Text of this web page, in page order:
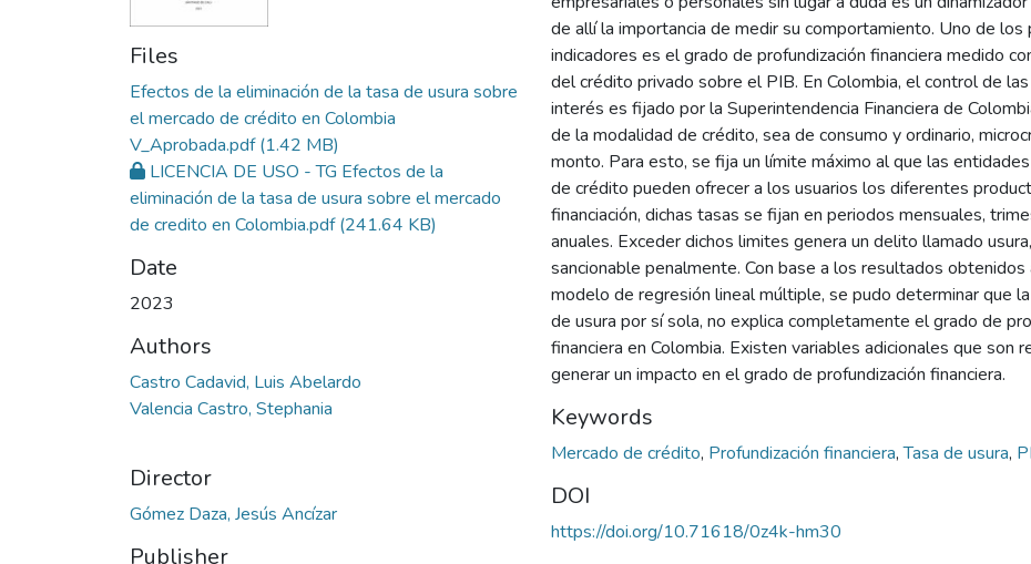
Files
Efectos de la eliminación de la tasa de usura sobre
el mercado de crédito en Colombia
V_Aprobada.pdf(1.42 MB)
LICENCIA DE USO - TG Efectos de la
eliminación de la tasa de usura sobre el mercado
de credito en Colombia.pdf(241.64 KB)
Date
2023
Authors
Castro Cadavid, Luis Abelardo
Valencia Castro, Stephania
Director
Gómez Daza, Jesús Ancízar
Publisher
de allí la importancia de medir su comportamiento. Uno de los
indicadores es el grado de profundización financiera medido
del crédito privado sobre el PIB. En Colombia, el control de
interés es fijado por la Superintendencia Financiera de
de la modalidad de crédito, sea de consumo y ordinario,
monto. Para esto, se fija un límite máximo al que las
de crédito pueden ofrecer a los usuarios los diferentes
financiación, dichas tasas se fijan en periodos mensuales,
anuales. Exceder dichos limites genera un delito llamado
sancionable penalmente. Con base a los resultados obtenidos
modelo de regresión lineal múltiple, se pudo determinar que
de usura por sí sola, no explica completamente el grado de
financiera en Colombia. Existen variables adicionales que son
generar un impacto en el grado de profundización financiera.
Keywords
Mercado de crédito, Profundización financiera,Tasa de usura,
DOI
https://doi.org/10.71618/0z4k-hm30